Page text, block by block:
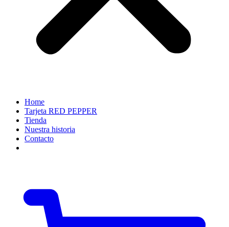
Home
Tarjeta RED PEPPER
Tienda
Nuestra historia
Contacto